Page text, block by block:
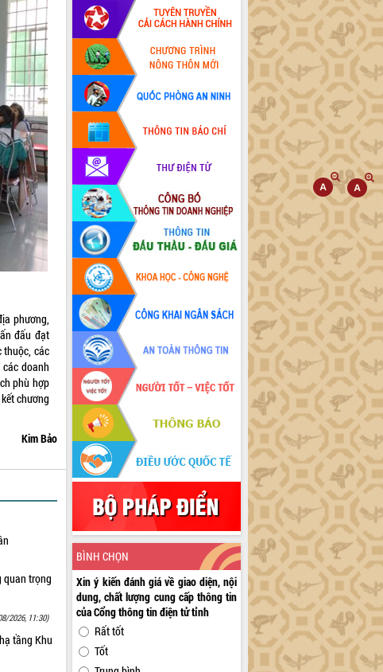
phương,
đấu đạt
thuộc, các
doanh
phù hợp
chương
Kim Bảo
quan trọng
2026, 11:30)
tầng Khu
BÌNH CHỌN
Xin ý kiến đánh giá về giao diện, nội
dung, chất lượng cung cấp thông tin
của Cổng thông tin điện tử tỉnh
Rất tốt
Tốt